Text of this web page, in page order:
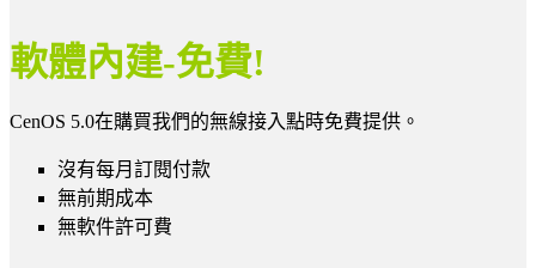
軟體內建-免費!
CenOS 5.0在購買我們的無線接入點時免費提供。
沒有每月訂閱付款
無前期成本
無軟件許可費